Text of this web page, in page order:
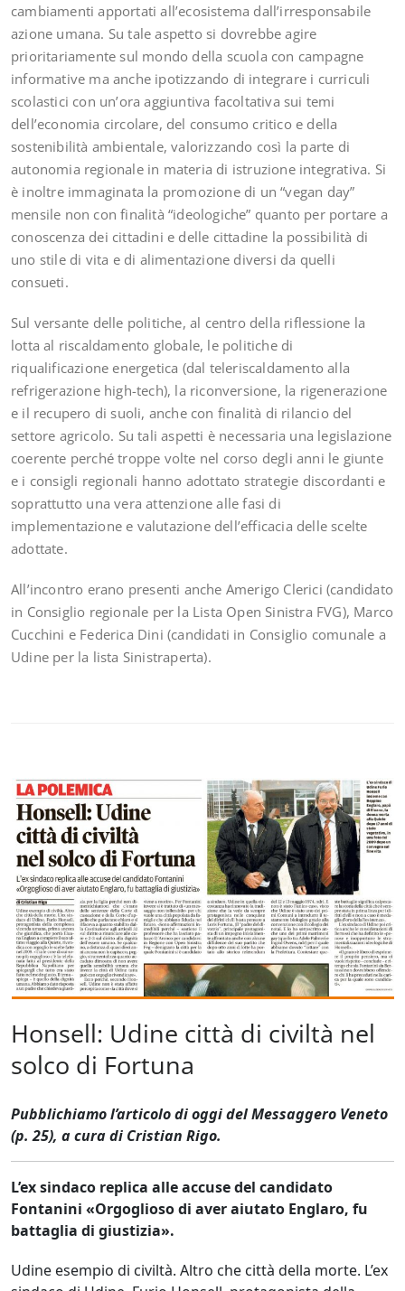
cambiamenti apportati all’ecosistema dall’irresponsabile
azione umana. Su tale aspetto si dovrebbe agire
prioritariamente sul mondo della scuola con campagne
informative ma anche ipotizzando di integrare i curriculi
scolastici con un’ora aggiuntiva facoltativa sui temi
dell’economia circolare, del consumo critico e della
sostenibilità ambientale, valorizzando così la parte di
autonomia regionale in materia di istruzione integrativa. Si
è inoltre immaginata la promozione di un “vegan day”
mensile non con finalità “ideologiche” quanto per portare a
conoscenza dei cittadini e delle cittadine la possibilità di
uno stile di vita e di alimentazione diversi da quelli
consueti.
Sul versante delle politiche, al centro della riflessione la
lotta al riscaldamento globale, le politiche di
riqualificazione energetica (dal teleriscaldamento alla
refrigerazione high-tech), la riconversione, la rigenerazione
e il recupero di suoli, anche con finalità di rilancio del
settore agricolo. Su tali aspetti è necessaria una legislazione
coerente perché troppe volte nel corso degli anni le giunte
e i consigli regionali hanno adottato strategie discordanti e
soprattutto una vera attenzione alle fasi di
implementazione e valutazione dell’efficacia delle scelte
adottate.
All’incontro erano presenti anche Amerigo Clerici (candidato
in Consiglio regionale per la Lista Open Sinistra FVG), Marco
Cucchini e Federica Dini (candidati in Consiglio comunale a
Udine per la lista Sinistraperta).
Honsell: Udine città di civiltà nel
solco di Fortuna
Pubblichiamo l’articolo di oggi del Messaggero Veneto
(p. 25), a cura di Cristian Rigo.
L’ex sindaco replica alle accuse del candidato
Fontanini «Orgoglioso di aver aiutato Englaro, fu
battaglia di giustizia».
Udine esempio di civiltà. Altro che città della morte. L’ex